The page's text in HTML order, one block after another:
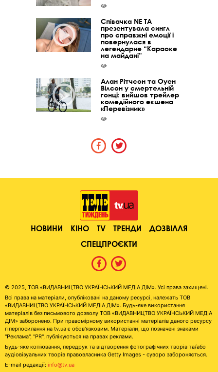
Співачка NE TA
презентувала сингл
про справжні емоції і
повернулася в
легендарне “Караоке
на майдані”
Алан Рітчсон та Оуен
Вілсон у смертельній
гонці: вийшов трейлер
комедійного екшена
«Перевізник»
НОВИНИ КІНО TV ТРЕНДИ
ДОЗВІЛЛЯ
СПЕЦПРОЄКТИ
© 2025, ТОВ «ВИДАВНИЦТВО УКРАЇНСЬКИЙ МЕДІА ДІМ». Усі права захищені.
Всі права на матеріали, опубліковані на даному ресурсі, належать ТОВ
«ВИДАВНИЦТВО УКРАЇНСЬКИЙ МЕДІА ДІМ». Будь-яке використання
матеріалів без письмового дозволу ТОВ «ВИДАВНИЦТВО УКРАЇНСЬКИЙ МЕДІА
ДІМ» заборонено. При правомірному використанні матеріалів даного ресурсу
гіперпосилання на tv.ua є обов'язковим. Матеріали, що позначені знаками
"Реклама", "PR", публікуються на правах реклами.
Будь-яке копіювання, передрук та відтворення фотографічних творів та/або
аудіовізуальних творів правовласника Getty Images - суворо забороняється.
E-mail редакції: info@tv.ua